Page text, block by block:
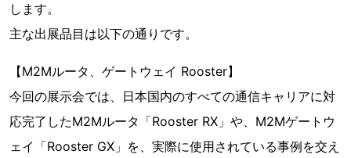
します。
主な出展品目は以下の通りです。
【M2Mルータ、ゲートウェイ Rooster】
今回の展示会では、日本国内のすべての通信キャリアに対
応完了したM2Mルータ「Rooster RX」や、M2Mゲートウ
ェイ「Rooster GX」を、実際に使用されている事例を交え